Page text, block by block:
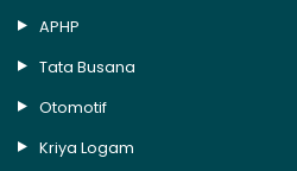
APHP
Tata Busana
Otomotif
Kriya Logam